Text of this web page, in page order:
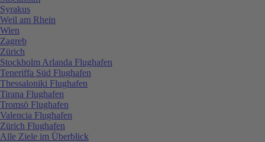
Syrakus
Weil am Rhein
Wien
Zagreb
Zürich
Stockholm Arlanda Flughafen
Teneriffa Süd Flughafen
Thessaloniki Flughafen
Tirana Flughafen
Tromsö Flughafen
Valencia Flughafen
Zürich Flughafen
Alle Ziele im Überblick